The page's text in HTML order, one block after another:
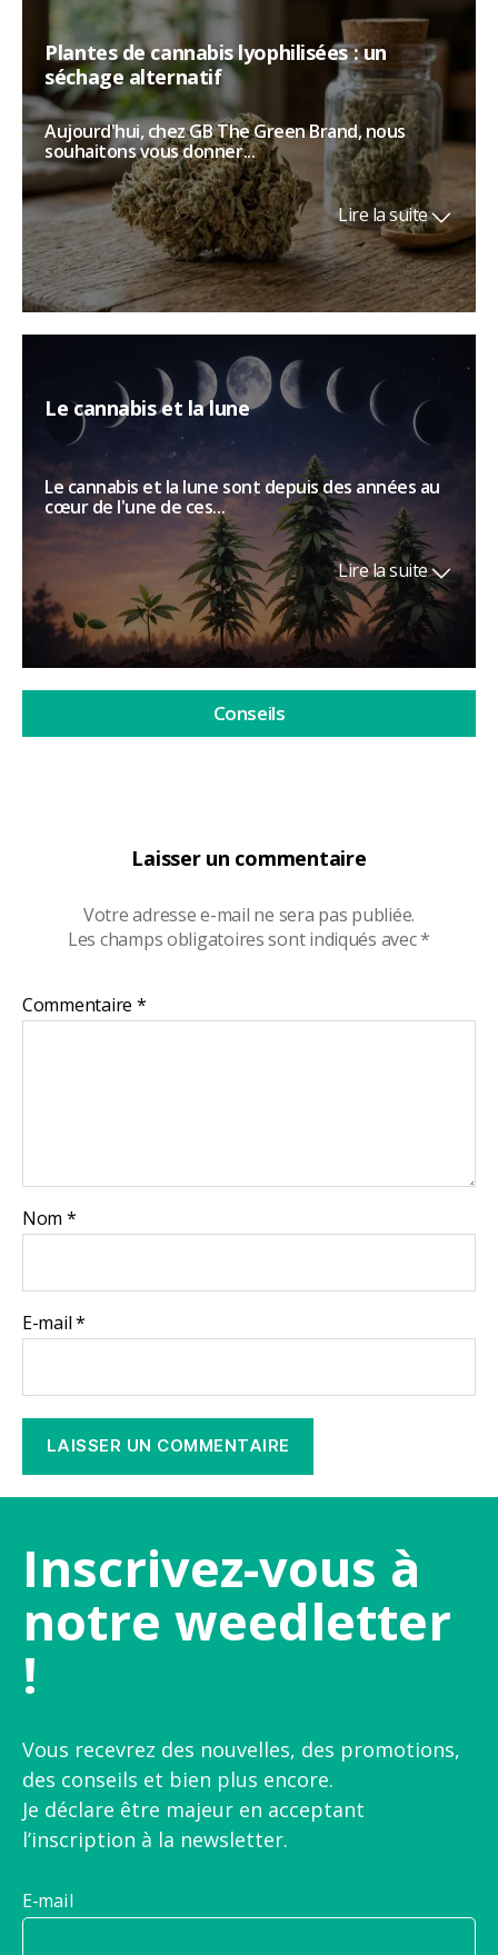
Laisser un commentaire
Votre adresse e-mail ne sera pas publiée.
Les champs obligatoires sont indiqués avec*
Commentaire *
Nom *
E-mail*
Plantes de cannabis lyophilisées : un
séchage alternatif
Aujourd'hui, chez GB The Green Brand, nous
souhaitons vous donner...
Lire la suite
Le cannabis et la lune
Le cannabis et la lune sont depuis des années au
cœur de l'une de ces...
Lire la suite
Conseils
Inscrivez-vous à
notre weedletter
!
Vous recevrez des nouvelles, des promotions,
des conseils et bien plus encore.
Je déclare être majeur en acceptant
l’inscription à la newsletter.
E-mail